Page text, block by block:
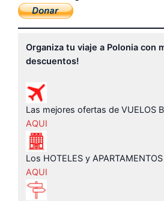
Organiza tu viaje a Polonia con
descuentos!
Las mejores ofertas de VUELOS
AQUI
Los HOTELES y
AQUI